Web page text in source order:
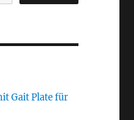
Gait Plate für